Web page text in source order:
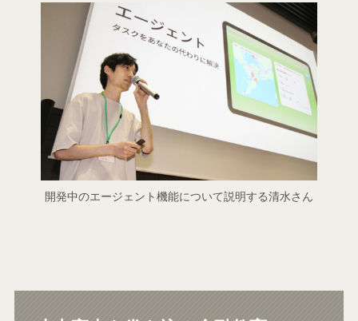
開発中のエージェント機能について説明する清水さん